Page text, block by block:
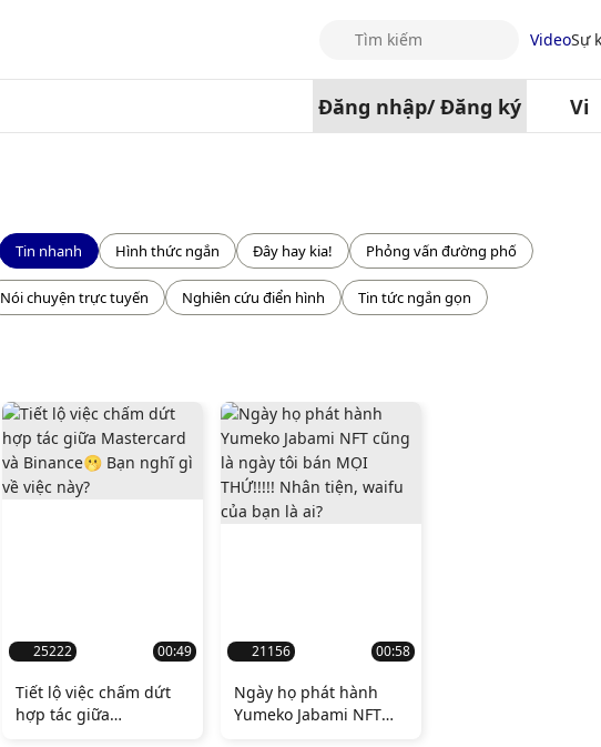
Tìm kiếm VideoSự
Đăng nhập/ Đăng ký Vi
Tin nhanh Hình thức ngắn Đây hay kia! Phỏng vấn đường phố
Nói chuyện trực tuyến Nghiên cứu điển hình Tin tức ngắn gọn
25222 00:49
Tiết lộ việc chấm dứt
hợp tác giữa
21156 00:58
Ngày họ phát hành
Yumeko Jabami NFT